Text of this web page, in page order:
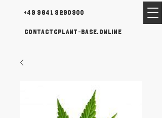
+49 9641 9290900
contact@plant-base.online